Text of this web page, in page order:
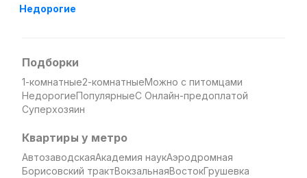
Недорогие
Подборки
1-комнатные2-комнатныеМожно с питомцами
НедорогиеПопулярныеС Онлайн-предоплатой
Суперхозяин
Квартиры у метро
АвтозаводскаяАкадемия наукАэродромная
Борисовский трактВокзальнаяВостокГрушевка